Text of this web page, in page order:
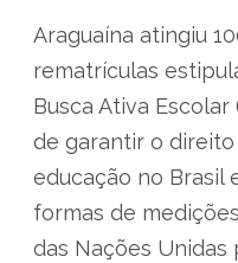
Araguaína atingiu
rematrículas
Busca Ativa
de garantir o direito
educação no Brasil
formas de
das Nações Unidas